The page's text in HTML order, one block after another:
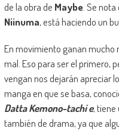
de la obra de Maybe. Se nota
Niinuma, está haciendo un
En movimiento ganan mucho
mal. Eso para ser el primero,
vengan nos dejarán apreciar
manga en que se basa,
Datta Kemono-tachi e, tiene
también de drama, ya que